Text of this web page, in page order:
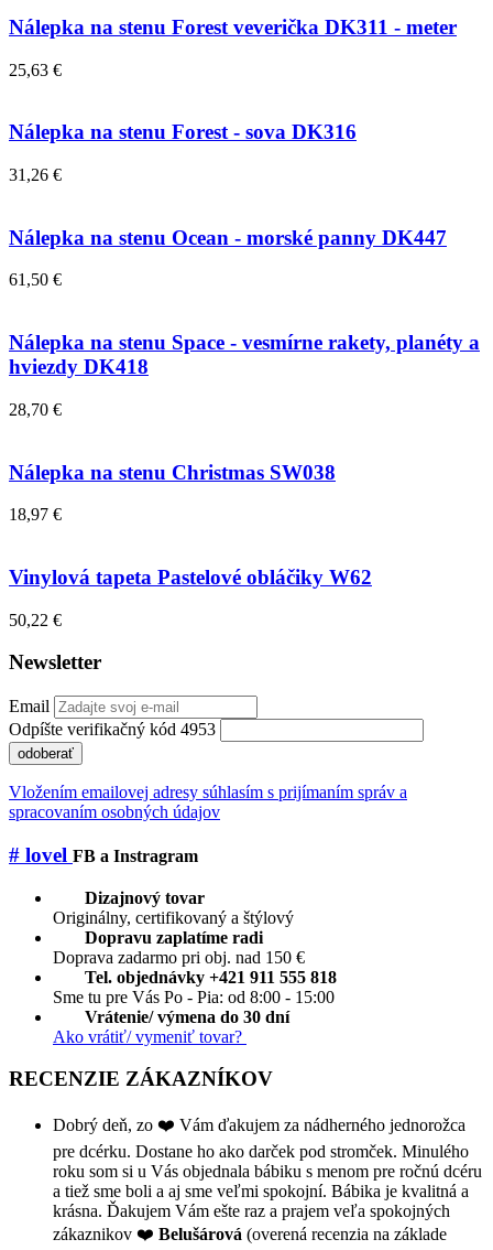
Nálepka na stenu Forest veverička DK311 - meter
25,63 €
Nálepka na stenu Forest - sova DK316
31,26 €
Nálepka na stenu Ocean - morské panny DK447
61,50 €
Nálepka na stenu Space - vesmírne rakety, planéty a
hviezdy DK418
28,70 €
Nálepka na stenu Christmas SW038
18,97 €
Vinylová tapeta Pastelové obláčiky W62
50,22 €
Newsletter
Email
Odpíšte verifikačný kód 4953
odoberať
Vložením emailovej adresy súhlasím s prijímaním správ a
spracovaním osobných údajov
# lovel FB a Instragram
Dizajnový tovar
Originálny, certifikovaný a štýlový
Dopravu zaplatíme radi
Doprava zadarmo pri obj. nad 150 €
Tel. objednávky +421 911 555 818
Sme tu pre Vás Po - Pia: od 8:00 - 15:00
Vrátenie/ výmena do 30 dní
Ako vrátiť/ vymeniť tovar?
RECENZIE ZÁKAZNÍKOV
Dobrý deň, zo ❤️ Vám ďakujem za nádherného jednorožca
pre dcérku. Dostane ho ako darček pod stromček. Minulého
roku som si u Vás objednala bábiku s menom pre ročnú dcéru
a tiež sme boli a aj sme veľmi spokojní. Bábika je kvalitná a
krásna. Ďakujem Vám ešte raz a prajem veľa spokojných
zákaznikov ❤️ Belušárová (overená recenzia na základe